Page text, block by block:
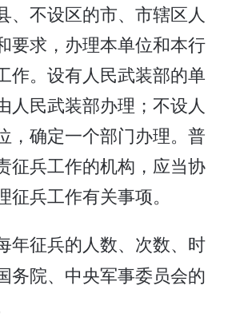
、不设区的市、市辖区人
要求，办理本单位和本行
作。设有人民武装部的单
人民武装部办理；不设人
，确定一个部门办理。普
征兵工作的机构，应当协
兵工作有关事项。
年征兵的人数、次数、时
务院、中央军事委员会的